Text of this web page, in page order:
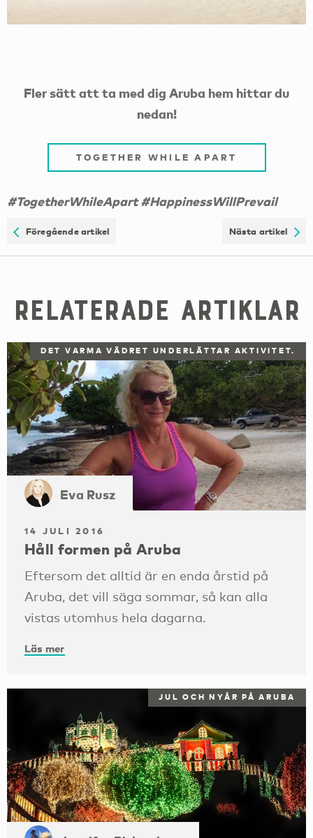
Fler sätt att ta med dig Aruba hem hittar du
nedan!
TOGETHER WHILE APART
#TogetherWhileApart #HappinessWillPrevail
Föregående artikel Nästa artikel
Relaterade artiklar
DET VARMA VÄDRET UNDERLÄTTAR AKTIVITET.
Eva Rusz
14 JULI 2016
Håll formen på Aruba
Eftersom det alltid är en enda årstid på
Aruba, det vill säga sommar, så kan alla
vistas utomhus hela dagarna.
Läs mer
JUL OCH NYÅR PÅ ARUBA